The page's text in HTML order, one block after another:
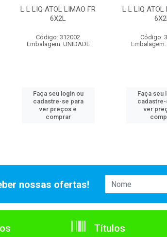
L L LIQ ATOL LIMAO FR
6X2L
Código: 312002
Embalagem: UNIDADE
Faça seu login ou
cadastre-se para
ver preços e
comprar
L L LIQ ATOL
Código:
Embalagem:
Faça seu
ver
nossas ofertas!
Títulos